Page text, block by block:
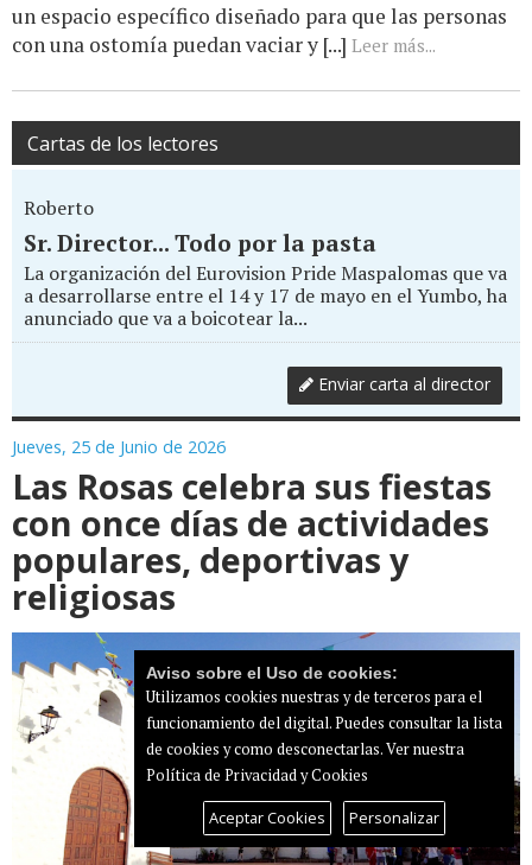
un espacio específico diseñado para que las personas
con una ostomía puedan vaciar y [...] Leer más...
Cartas de los lectores
Roberto
Sr. Director... Todo por la pasta
La organización del Eurovision Pride Maspalomas que va
a desarrollarse entre el 14 y 17 de mayo en el Yumbo, ha
anunciado que va a boicotear la...
Enviar carta al director
Jueves, 25 de Junio de 2026
Las Rosas celebra sus fiestas
con once días de actividades
populares, deportivas y
religiosas
Aviso sobre el Uso de cookies:
Utilizamos cookies nuestras y de terceros para el
funcionamiento del digital. Puedes consultar la lista
de cookies y como desconectarlas.Ver nuestra
Política de Privacidad y Cookies
Aceptar Cookies Personalizar